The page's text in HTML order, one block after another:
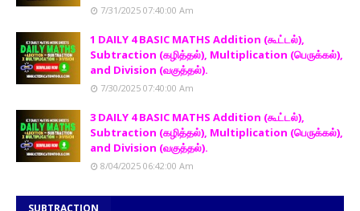
7/31/2025 07:40:00 Am
1 DAILY 4 BASIC MATHS Addition (கூட்டல்),
Subtraction (கழித்தல்), Multiplication (பெருக்கல்),
and Division (வகுத்தல்).
7/30/2025 07:40:00 Am
3 DAILY 4 BASIC MATHS Addition (கூட்டல்),
Subtraction (கழித்தல்), Multiplication (பெருக்கல்),
and Division (வகுத்தல்).
8/04/2025 06:42:00 Am
SUBTRACTION